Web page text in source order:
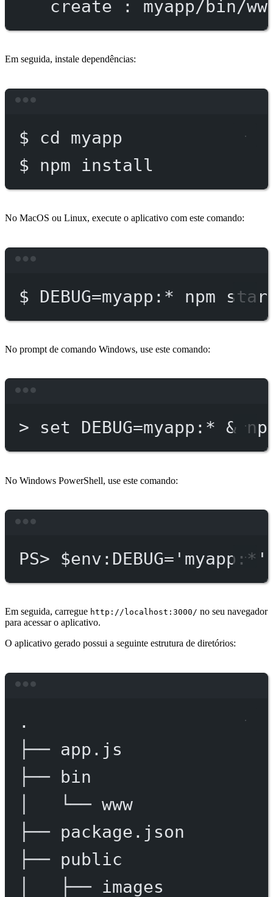
create : myapp/bin/
Em seguida, instale dependências:
$ cd
myapp
$
npm install
No MacOS ou Linux, execute o aplicativo com este comando:
$ DEBUG=myapp: * npm
No prompt de comando Windows, use este comando:
> set DEBUG=myapp:* &
No Windows PowerShell, use este comando:
PS> $env :DEBUG='myapp:*'
Em seguida, carregue http://localhost:3000/ no seu navegador
para acessar o aplicativo.
O aplicativo gerado possui a seguinte estrutura de diretórios:
.
├── app.js
├──
bin
└── www
├──
package.json
├──
public
├──
images